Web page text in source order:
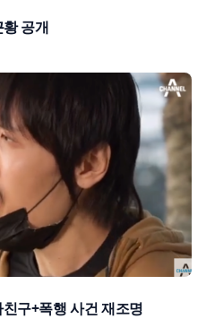
공개
구+폭행 사건 재조명